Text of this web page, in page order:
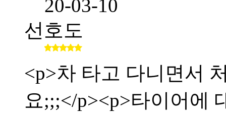
20-03-10
선호도
<p>차 타고 다니면서
요;;;</p><p>타이어에